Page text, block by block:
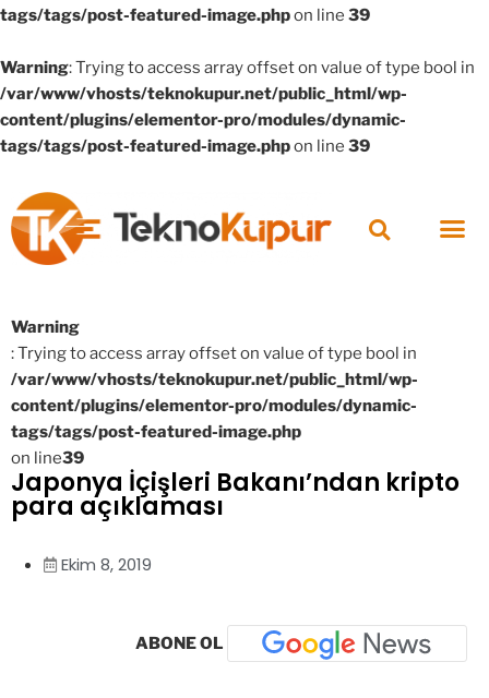
tags/tags/post-featured-image.phpon line 39
Warning: Trying to access array offset on value of type bool in
/var/www/vhosts/teknokupur.net/public_html/wp-
content/plugins/elementor-pro/modules/dynamic-
tags/tags/post-featured-image.phpon line 39
Warning
: Trying to access array offset on value of type bool in
/var/www/vhosts/teknokupur.net/public_html/wp-
content/plugins/elementor-pro/modules/dynamic-
tags/tags/post-featured-image.php
on line39
Japonya İçişleri Bakanı’ndan kripto
para açıklaması
Ekim 8, 2019
ABONE OL